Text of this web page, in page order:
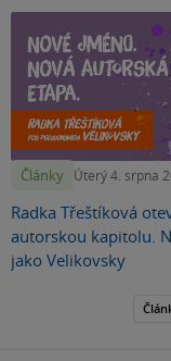
Články Úterý 4. srpna
Radka Třeštíková
autorskou kapitolu.
jako Velikovsky